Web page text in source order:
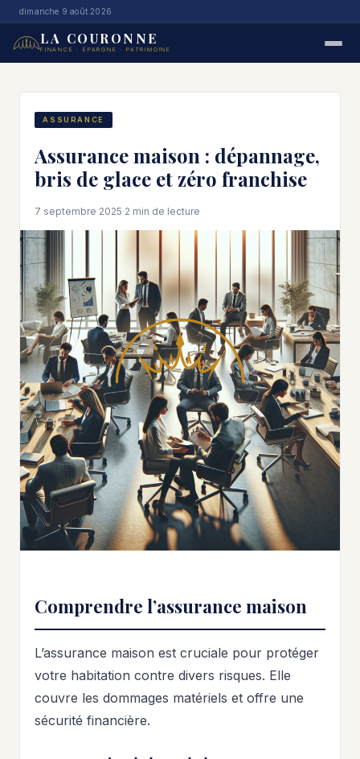
dimanche 9 août 2026
LA COURONNE
FINANCE · ÉPARGNE · PATRIMOINE
ASSURANCE
Assurance maison : dépannage,
bris de glace et zéro franchise
7 septembre 2025·2 min de lecture
Comprendre l’assurance maison
L’assurance maison est cruciale pour protéger
votre habitation contre divers risques. Elle
couvre les dommages matériels et offre une
sécurité financière.